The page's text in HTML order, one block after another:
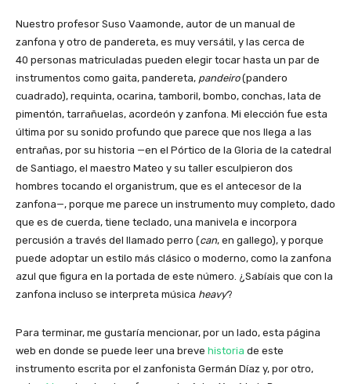
Nuestro profesor Suso Vaamonde, autor de un manual de
zanfona y otro de pandereta, es muy versátil, y las cerca de
40 personas matriculadas pueden elegir tocar hasta un par de
instrumentos como gaita, pandereta, pandeiro(pandero
cuadrado), requinta, ocarina, tamboril, bombo, conchas, lata de
pimentón, tarrañuelas, acordeón y zanfona. Mi elección fue esta
última por su sonido profundo que parece que nos llega a las
entrañas, por su historia —en el Pórtico de la Gloria de la catedral
de Santiago, el maestro Mateo y su taller esculpieron dos
hombres tocando el organistrum, que es el antecesor de la
zanfona—, porque me parece un instrumento muy completo, dado
que es de cuerda, tiene teclado, una manivela e incorpora
percusión a través del llamado perro (can, en gallego), y porque
puede adoptar un estilo más clásico o moderno, como la zanfona
azul que figura en la portada de este número. ¿Sabíais que con la
zanfona incluso se interpreta música heavy?
Para terminar, me gustaría mencionar, por un lado, esta página
web en donde se puede leer una breve historia de este
instrumento escrita por el zanfonista Germán Díaz y, por otro,